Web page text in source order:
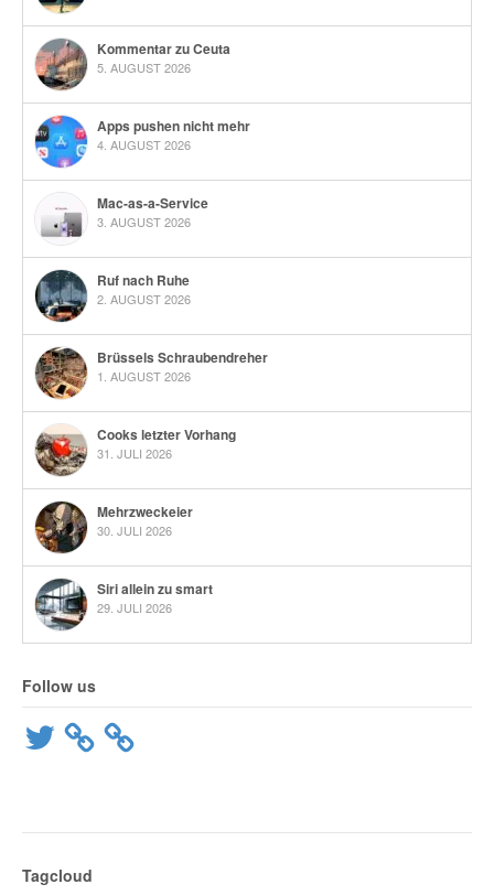
Kommentar zu Ceuta
5. AUGUST 2026
Apps pushen nicht mehr
4. AUGUST 2026
Mac-as-a-Service
3. AUGUST 2026
Ruf nach Ruhe
2. AUGUST 2026
Brüssels Schraubendreher
1. AUGUST 2026
Cooks letzter Vorhang
31. JULI 2026
Mehrzweckeier
30. JULI 2026
Siri allein zu smart
29. JULI 2026
Follow us
Twitter
Tagcloud